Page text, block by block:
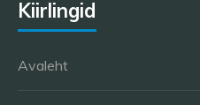
Kiirlingid
Avaleht